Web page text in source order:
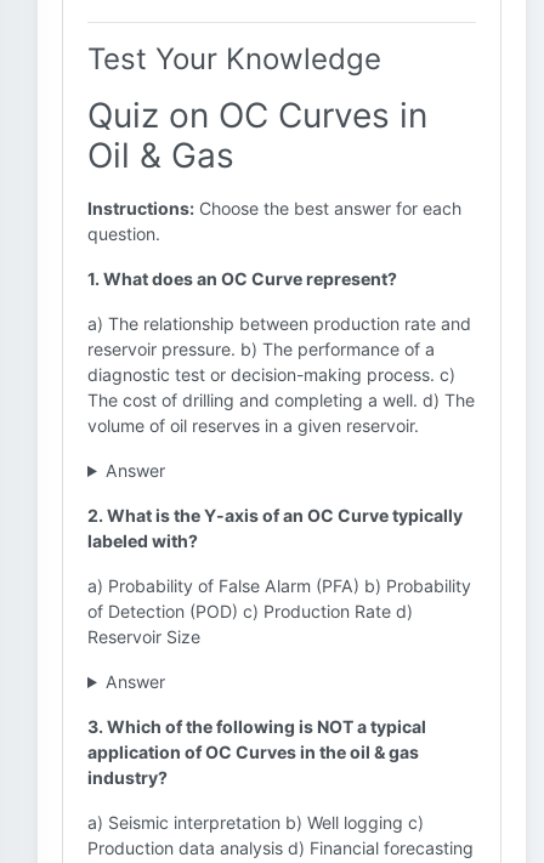
Test Your Knowledge
Quiz on OC Curves in
Oil & Gas
Instructions: Choose the best answer for each
question.
1. What does an OC Curve represent?
a) The relationship between production rate and
reservoir pressure. b) The performance of a
diagnostic test or decision-making process. c)
The cost of drilling and completing a well. d) The
volume of oil reserves in a given reservoir.
Answer
2. What is the Y-axis of an OC Curve typically
labeled with?
a) Probability of False Alarm (PFA) b) Probability
of Detection (POD) c) Production Rate d)
Reservoir Size
Answer
3. Which of the following is NOT a typical
application of OC Curves in the oil & gas
industry?
a) Seismic interpretation b) Well logging c)
Production data analysis d) Financial forecasting